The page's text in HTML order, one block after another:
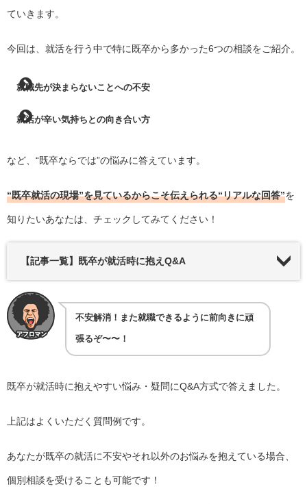
ていきます。
今回は、就活を行う中で特に既卒から多かった6つの相談をご紹介。
就職先が決まらないことへの不安
就活が辛い気持ちとの向き合い方
など、“既卒ならでは”の悩みに答えています。
“既卒就活の現場”を見ているからこそ伝えられる“リアルな回答”を
知りたいあなたは、チェックしてみてください！
【記事一覧】既卒が就活時に抱えQ&A
不安解消！また就職できるように前向きに頑
張るぞ〜〜！
既卒が就活時に抱えやすい悩み・疑問にQ&A方式で答えました。
上記はよくいただく質問例です。
あなたが既卒の就活に不安やそれ以外のお悩みを抱えている場合、
個別相談を受けることも可能です！